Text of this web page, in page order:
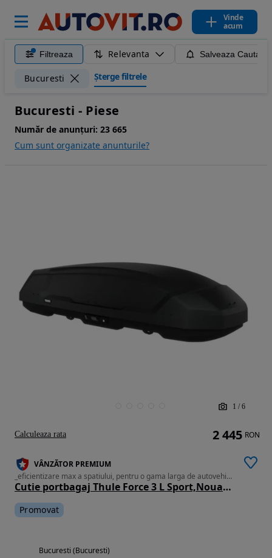
Vinde
acum
Filtreaza Relevanta Salveaza
Bucuresti Șterge filtrele
Bucuresti - Piese
Număr de anunțuri: 23 665
Cum sunt organizate anunturile?
1 / 6
VÂNZĂTOR PREMIUM
Cutie portbagaj Thule Force 3 L Sport,Noua_Pret Importator,emitem Factura & Garantie
_eficientizare max a spatiului, pentru o gama larga de autovehicule, are dim int:183x51x36.5cm
Promovat
Bucuresti (Bucuresti)
2 445 RON
Calculeaza rata